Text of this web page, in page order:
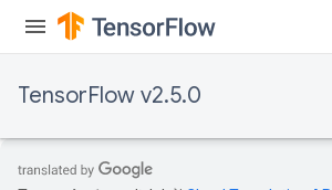
TensorFlow v2.5.0